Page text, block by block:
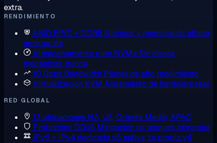
extra.
RENDIMIENTO
AMD EPYC + DDR5 Núcleos y memoria de última
generación
Almacenamiento puro NVMeSin discos
mecánicos, nunca
10 Gbps Bandwidth Planes de alto rendimiento
Virtualización KVM Aislamiento de hardware real
RED GLOBAL
13 ubicaciones NA, UE, Oriente Medio, APAC
Protección DDoS Mitigación de ataques integrada
IPv6 + IPv4 dedicadav6 nativa, tu propia v4